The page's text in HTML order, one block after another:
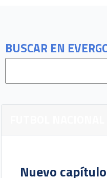
BUSCAR EN
Nuevo